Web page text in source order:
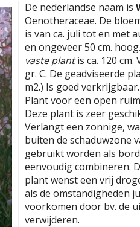
De nederlandse naam is
Oenotheraceae. De
is van ca. juli tot en met
en ongeveer 50 cm.
vaste plantis ca. 120
gr. C. De geadviseerde
m2.) Is goed verkrijgbaar.
Plant voor een open
Deze plant is zeer
Verlangt een zonnige,
buiten de schaduwzone
gebruikt worden als
eenvoudig combineren.
plant wenst een vrij
als de omstandigheden
voorkomen door bv. de
verwijderen.